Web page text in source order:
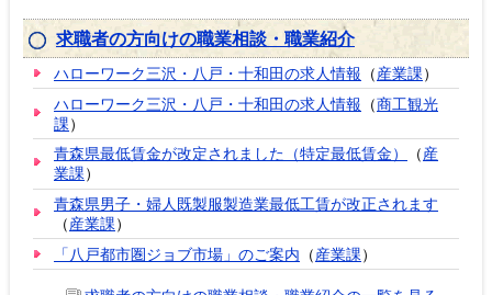
求職者の方向けの職業相談・職業紹介
ハローワーク三沢・八戸・十和田の求人情報 （産業課）
ハローワーク三沢・八戸・十和田の求人情報 （商工観光
課）
青森県最低賃金が改定されました（特定最低賃金）
（産
業課）
青森県男子・婦人既製服製造業最低工賃が改正されます
（産業課）
「八戸都市圏ジョブ市場」のご案内 （産業課）